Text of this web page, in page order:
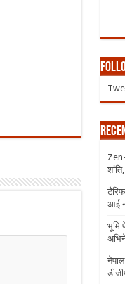
आई
भूमि